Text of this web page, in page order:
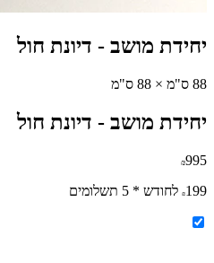
יחידת מושב - דיונת חול
88 ס"מ × 88 ס"מ
יחידת מושב - דיונת חול
₪995
₪199 לחודש * 5 תשלומים